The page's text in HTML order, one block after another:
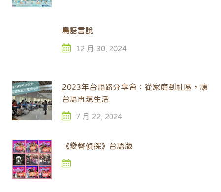
島語言說
12 月 30, 2024
2023年台語路分享會：從家庭到社區，讓
台語再現生活
7 月 22, 2024
《變聲偵探》台語版